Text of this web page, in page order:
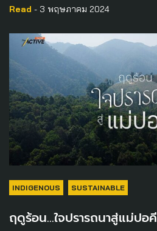
Read - 3 พฤษภาคม 2024
INDIGENOUS SUSTAINABLE
ฤดูร้อน…ใจปรารถนาสู่แม่ปอคี